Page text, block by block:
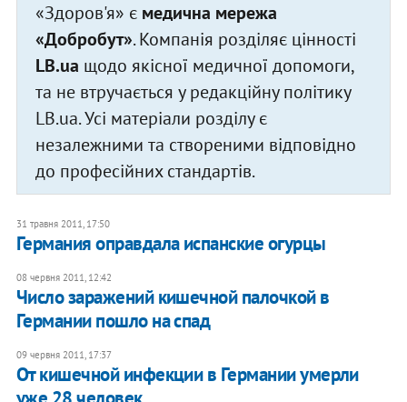
«Здоров'я» є медична мережа
«Добробут». Компанія розділяє цінності
LB.ua щодо якісної медичної допомоги,
та не втручається у редакційну політику
LB.ua. Усі матеріали розділу є
незалежними та створеними відповідно
до професійних стандартів.
31 травня 2011, 17:50
Германия оправдала испанские огурцы
08 червня 2011, 12:42
Число заражений кишечной палочкой в
Германии пошло на спад
09 червня 2011, 17:37
От кишечной инфекции в Германии умерли